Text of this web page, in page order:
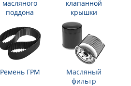
масляного
поддона
клапанной
крышки
Ремень ГРМ
Масляный
фильтр